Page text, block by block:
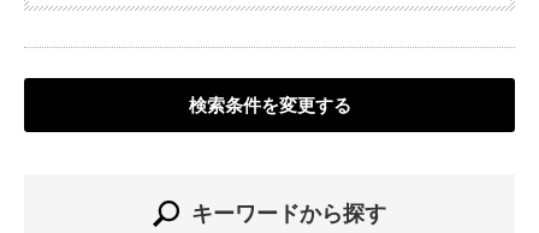
検索条件を変更する
キーワードから探す